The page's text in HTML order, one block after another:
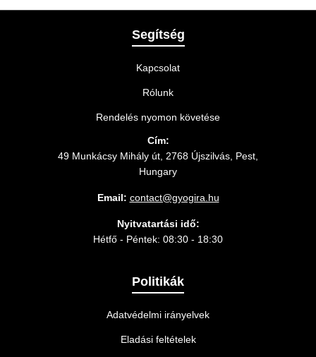
legmegfelelőbb szállítási módot.
Segítség
Kapcsolat
Rólunk
Rendelés nyomon követése
Cím:
49 Munkácsy Mihály út, 2768 Újszilvás, Pest,
Hungary
Email: contact@gyogira.hu
Nyitvatartási idő:
Hétfő - Péntek: 08:30 - 18:30
Politikák
Adatvédelmi irányelvek
Eladási feltételek